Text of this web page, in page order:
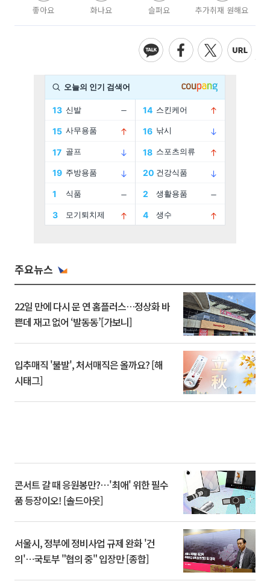
좋아요 화나요 슬퍼요 추가취재 원해요
주요뉴스
22일 만에 다시 문 연 홈플러스…정상화 바
쁜데 재고 없어 ‘발동동’[가보니]
입추매직 '불발', 처서매직은 올까요? [해
시태그]
콘서트 갈 때 응원봉만?⋯'최애' 위한 필수
품 등장이오! [솔드아웃]
서울시, 정부에 정비사업 규제 완화 '건
의'⋯국토부 "협의 중" 입장만 [종합]